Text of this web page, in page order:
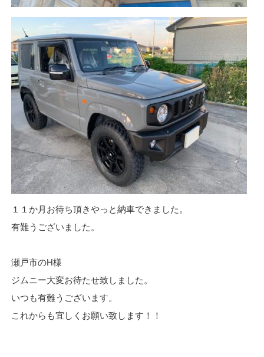
１１か月お待ち頂きやっと納車できました。
有難うございました。
瀬戸市のH様
ジムニー大変お待たせ致しました。
いつも有難うございます。
これからも宜しくお願い致します！！